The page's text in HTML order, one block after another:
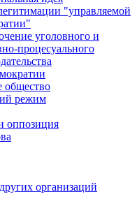
"управляемой
уголовного и
процесуального
общество
режим
оппозиция
организаций